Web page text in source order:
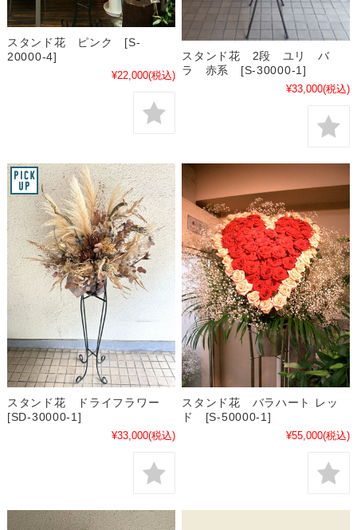
スタンド花 ピンク [S-
20000-4]
¥22,000(税込)
スタンド花 2段 ユリ バ
ラ 赤系 [S-30000-1]
¥33,000(税込)
スタンド花 ドライフラワー
[SD-30000-1]
¥33,000(税込)
スタンド花 バラハート レッ
ド [S-50000-1]
¥55,000(税込)